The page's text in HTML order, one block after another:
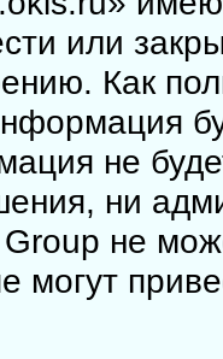
или
Как
не
ни
не
могут